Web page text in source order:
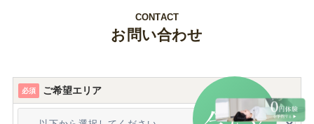
だけ
CONTACT
お問い合わせ
必須 ご希望エリア